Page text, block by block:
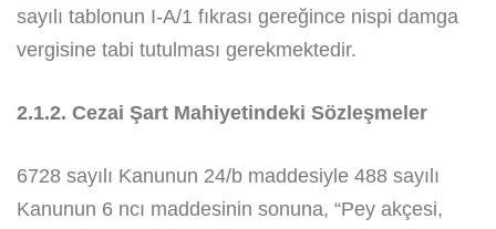
sayılı tablonun I-A/1 fıkrası gereğince nispi damga
vergisine tabi tutulması gerekmektedir.
2.1.2. Cezai Şart Mahiyetindeki Sözleşmeler
6728 sayılı Kanunun 24/b maddesiyle 488 sayılı
Kanunun 6 ncı maddesinin sonuna, “Pey akçesi,